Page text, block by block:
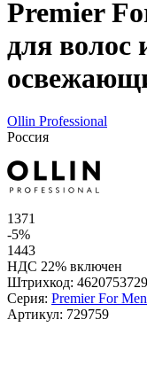
Premier
для волос
Ollin Professional
Россия
1371
-5%
1443
НДС 22% включен
Штрихкод:
Серия: Premier For Men
Артикул: 729759